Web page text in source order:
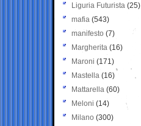
Liguria Futurista (25)
mafia (543)
manifesto (7)
Margherita (16)
Maroni (171)
Mastella (16)
Mattarella (60)
Meloni (14)
Milano (300)